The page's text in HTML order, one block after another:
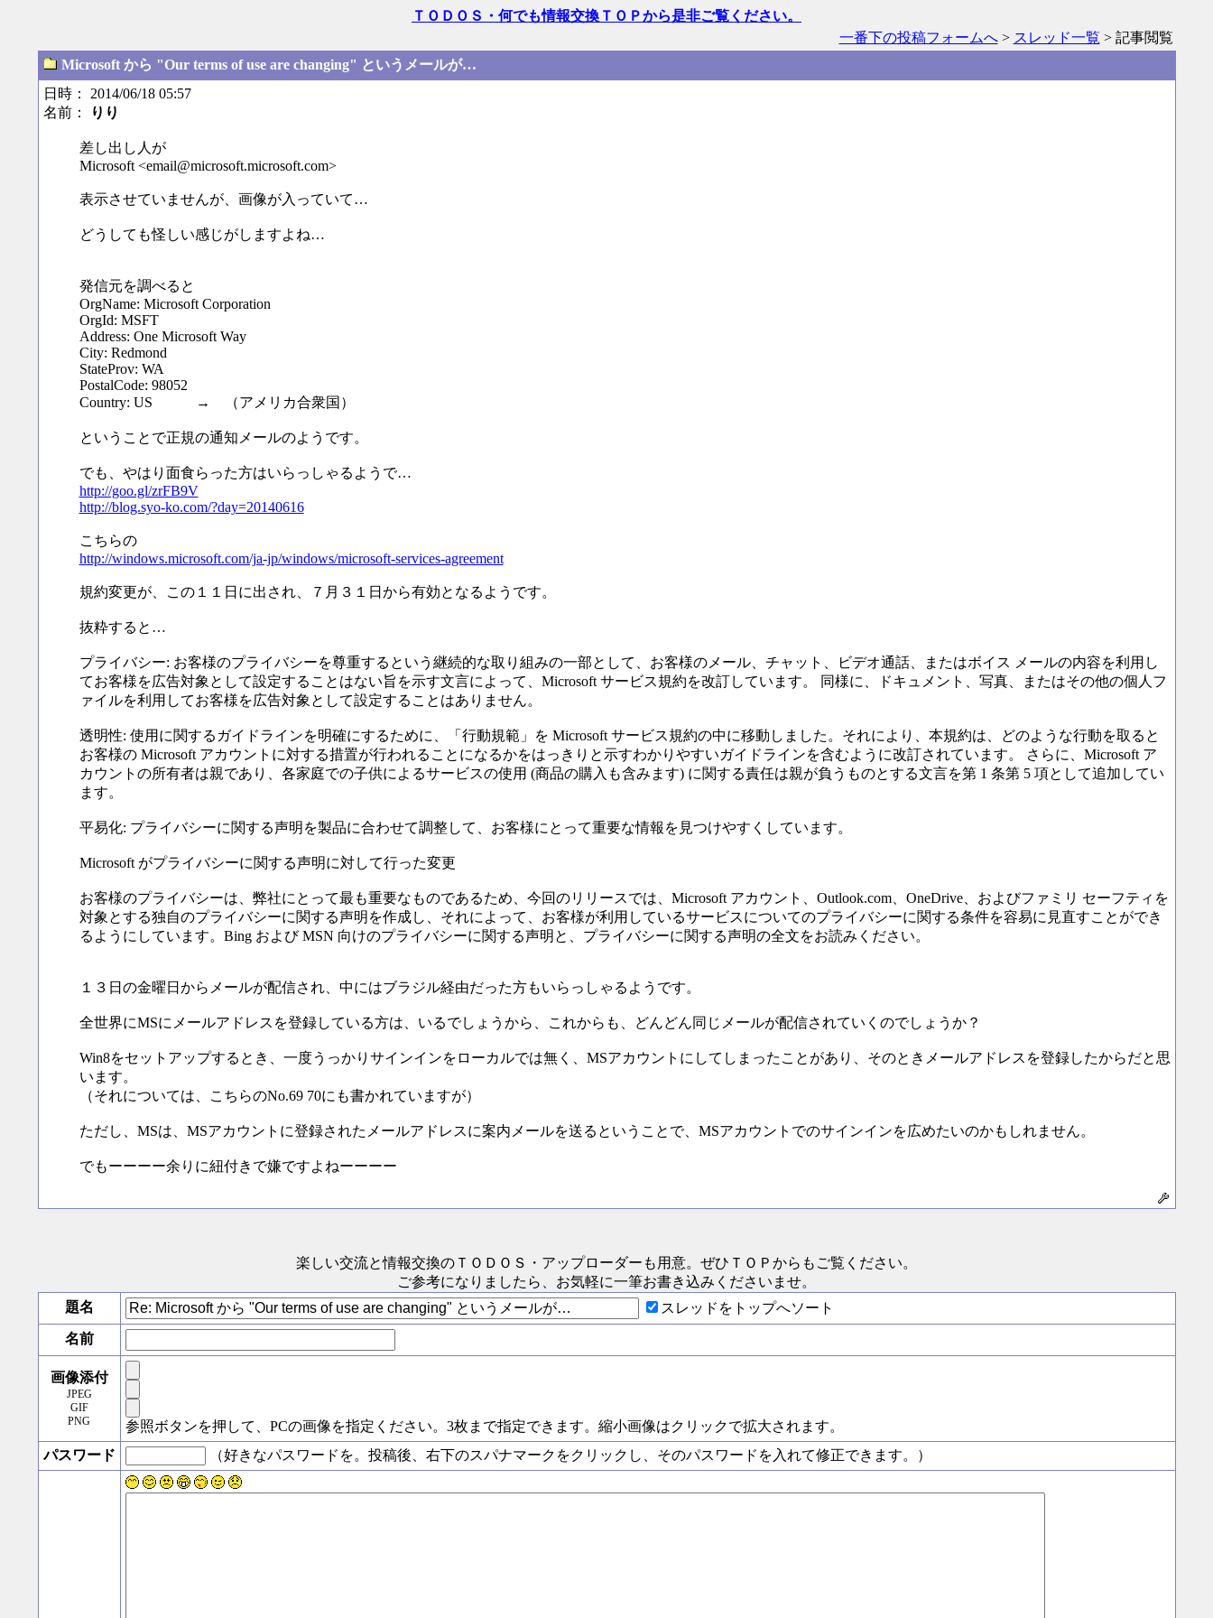
ＴＯＤＯＳ・何でも情報交換ＴＯＰから是非ご覧ください。
一番下の投稿フォームへ> スレッド一覧 > 記事閲覧
Microsoft から "Our terms of use are changing" というメールが…
日時： 2014/06/18 05:57
名前：
りり
差し出し人が
Microsoft <email@microsoft.microsoft.com>
表示させていませんが、画像が入っていて…
どうしても怪しい感じがしますよね…
発信元を調べると
OrgName: Microsoft Corporation
OrgId: MSFT
Address: One Microsoft Way
City: Redmond
StateProv: WA
PostalCode: 98052
Country: US → （アメリカ合衆国）
ということで正規の通知メールのようです。
でも、やはり面食らった方はいらっしゃるようで…
http://goo.gl/zrFB9V
http://blog.syo-ko.com/?day=20140616
こちらの
http://windows.microsoft.com/ja-jp/windows/microsoft-services-agreement
規約変更が、この１１日に出され、７月３１日から有効となるようです。
抜粋すると…
プライバシー: お客様のプライバシーを尊重するという継続的な取り組みの一部として、お客様のメール、チャット、ビデオ通話、またはボイス メールの内容を利用し
てお客様を広告対象として設定することはない旨を示す文言によって、Microsoft サービス規約を改訂しています。 同様に、ドキュメント、写真、またはその他の個人フ
ァイルを利用してお客様を広告対象として設定することはありません。
透明性: 使用に関するガイドラインを明確にするために、「行動規範」を Microsoft サービス規約の中に移動しました。それにより、本規約は、どのような行動を取ると
お客様の Microsoft アカウントに対する措置が行われることになるかをはっきりと示すわかりやすいガイドラインを含むように改訂されています。 さらに、Microsoft ア
カウントの所有者は親であり、各家庭での子供によるサービスの使用 (商品の購入も含みます) に関する責任は親が負うものとする文言を第 1 条第 5 項として追加してい
ます。
平易化: プライバシーに関する声明を製品に合わせて調整して、お客様にとって重要な情報を見つけやすくしています。
Microsoft がプライバシーに関する声明に対して行った変更
お客様のプライバシーは、弊社にとって最も重要なものであるため、今回のリリースでは、Microsoft アカウント、Outlook.com、OneDrive、およびファミリ セーフティを
対象とする独自のプライバシーに関する声明を作成し、それによって、お客様が利用しているサービスについてのプライバシーに関する条件を容易に見直すことができ
るようにしています。Bing および MSN 向けのプライバシーに関する声明と、プライバシーに関する声明の全文をお読みください。
１３日の金曜日からメールが配信され、中にはブラジル経由だった方もいらっしゃるようです。
全世界にMSにメールアドレスを登録している方は、いるでしょうから、これからも、どんどん同じメールが配信されていくのでしょうか？
Win8をセットアップするとき、一度うっかりサインインをローカルでは無く、MSアカウントにしてしまったことがあり、そのときメールアドレスを登録したからだと思
います。
（それについては、こちらのNo.69 70にも書かれていますが）
ただし、MSは、MSアカウントに登録されたメールアドレスに案内メールを送るということで、MSアカウントでのサインインを広めたいのかもしれません。
でもーーーー余りに紐付きで嫌ですよねーーーー
楽しい交流と情報交換のＴＯＤＯＳ ・アップローダーも用意。ぜひＴＯＰからもご覧ください。
ご参考になりましたら、お気軽に一筆お書き込みくださいませ。
題名
スレッドをトップへソート
名前
画像添付
JPEG
GIF
PNG
参照ボタンを押して、PCの画像を指定ください。3枚まで指定できます。縮小画像はクリックで拡大されます。
パスワード
（好きなパスワードを。投稿後、右下のスパナマークをクリックし、そのパスワードを入れて修正できます。）